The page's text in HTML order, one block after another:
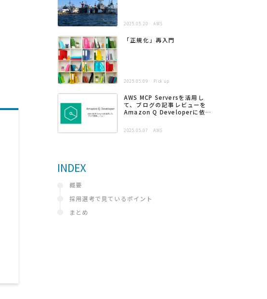
2025.05.20 AWS
「正規化」再入門
2025.05.09 Pick up
AWS MCP Serversを活用し
て、ブログの記事レビューを
Amazon Q Developerに依頼
2025.05.07 AWS
INDEX
概要
採用選考で見ているポイント
まとめ